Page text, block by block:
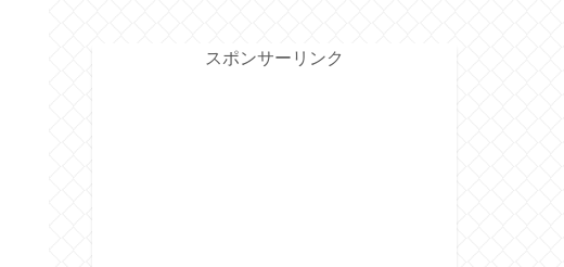
スポンサーリンク